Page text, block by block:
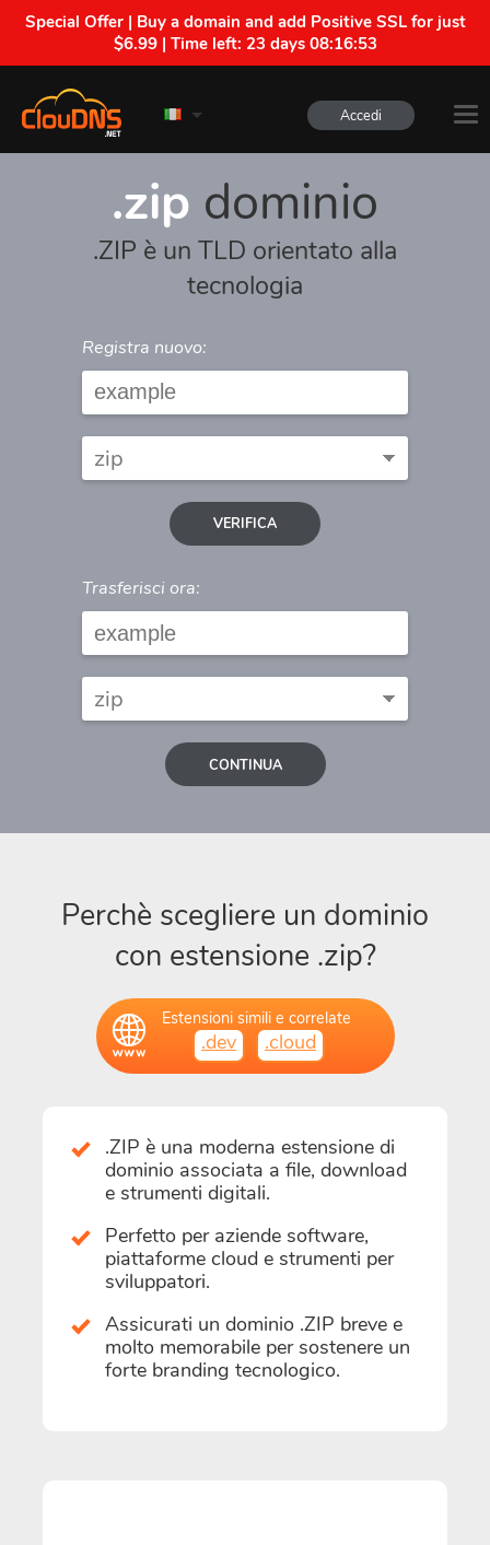
Special Offer | Buy a domain and add Positive SSL for just
$6.99 | Time left: 23 days 08:16:52
Accedi
.zip dominio
.ZIP è un TLD orientato alla
tecnologia
Registra nuovo:
VERIFICA
Trasferisci ora:
CONTINUA
Perchè scegliere un dominio
con estensione .zip?
Estensioni simili e correlate
.dev .cloud
.ZIP è una moderna estensione di
dominio associata a file, download
e strumenti digitali.
Perfetto per aziende software,
piattaforme cloud e strumenti per
sviluppatori.
Assicurati un dominio .ZIP breve e
molto memorabile per sostenere un
forte branding tecnologico.